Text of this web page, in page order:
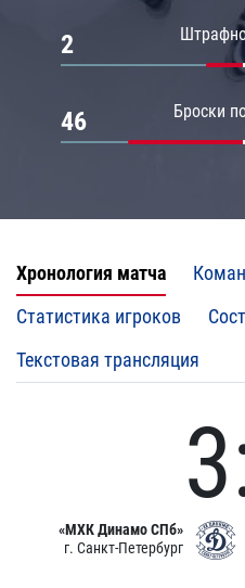
2
Броски
46
Хронология матча
Статистика игроков
Текстовая трансляция
«МХК Динамо СПб»
г. Санкт-Петербург